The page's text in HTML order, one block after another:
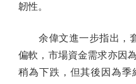
韌性。
余偉文進一步指出，套
偏軟，市場資金需求亦因
稍為下跌，但其後因為